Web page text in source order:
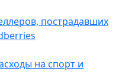
пострадавших
на спорт и